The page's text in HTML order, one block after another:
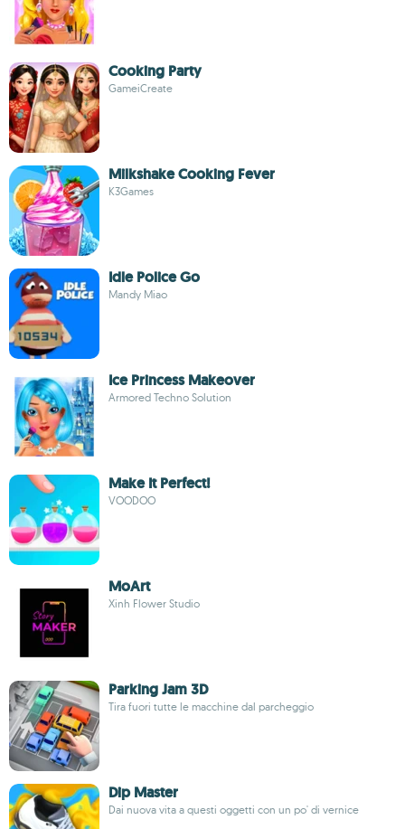
Cooking Party
GameiCreate
Milkshake Cooking Fever
K3Games
Idle Police Go
Mandy Miao
Ice Princess Makeover
Armored Techno Solution
Make It Perfect!
VOODOO
MoArt
Xinh Flower Studio
Parking Jam 3D
Tira fuori tutte le macchine dal parcheggio
Dip Master
Dai nuova vita a questi oggetti con un po' di vernice